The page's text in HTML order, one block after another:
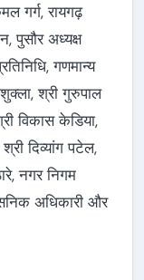
गर्ग, रायगढ़
पुसौर अध्यक्ष
गणमान्य
श्री गुरुपाल
विकास केडिया,
दिव्यांग पटेल,
नगर निगम
अधिकारी और